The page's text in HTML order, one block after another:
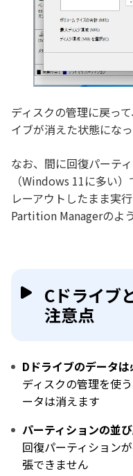
ディスクの管理に戻っ
イブが消えた状態にな
なお、間に回復パーテ
（Windows 11に多い
レーアウトしたまま実
Partition Managerのよ
Cドライブ
注意点
Dドライブのデータは
ディスクの管理を使
ータは消えます
パーティションの並
回復パーティション
張できません